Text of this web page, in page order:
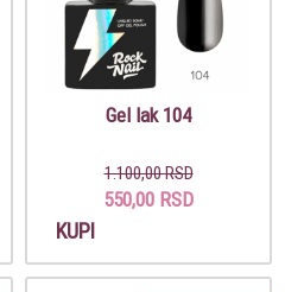
Gel lak 104
1.100,00 RSD
550,00 RSD
KUPI